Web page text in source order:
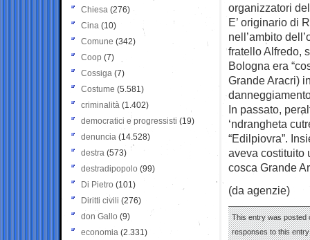
organizzatori
E’ originario di
nell’ambito
fratello Alfredo,
Bologna era
Grande Aracri)
In passato,
‘ndrangheta
“Edilpiovra”.
aveva costituito
cosca Grande
(da agenzie)
This entry was posted
responses to this
Chiesa (276)
Cina (10)
Comune (342)
Coop (7)
Cossiga (7)
Costume (5.581)
criminalità (1.402)
democratici e progressisti (19)
denuncia (14.528)
destra (573)
destradipopolo (99)
Di Pietro (101)
Diritti civili (276)
don Gallo (9)
economia (2.331)